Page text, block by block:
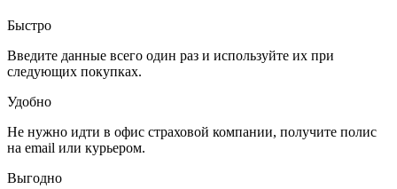
Быстро
Введите данные всего один раз и используйте их при
следующих покупках.
Удобно
Не нужно идти в офис страховой компании, получите полис
на email или курьером.
Выгодно